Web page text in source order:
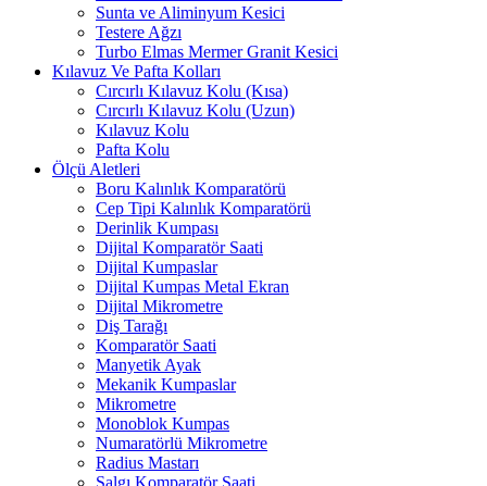
Sunta ve Aliminyum Kesici
Testere Ağzı
Turbo Elmas Mermer Granit Kesici
Kılavuz Ve Pafta Kolları
Cırcırlı Kılavuz Kolu (Kısa)
Cırcırlı Kılavuz Kolu (Uzun)
Kılavuz Kolu
Pafta Kolu
Ölçü Aletleri
Boru Kalınlık Komparatörü
Cep Tipi Kalınlık Komparatörü
Derinlik Kumpası
Dijital Komparatör Saati
Dijital Kumpaslar
Dijital Kumpas Metal Ekran
Dijital Mikrometre
Diş Tarağı
Komparatör Saati
Manyetik Ayak
Mekanik Kumpaslar
Mikrometre
Monoblok Kumpas
Numaratörlü Mikrometre
Radius Mastarı
Salgı Komparatör Saati